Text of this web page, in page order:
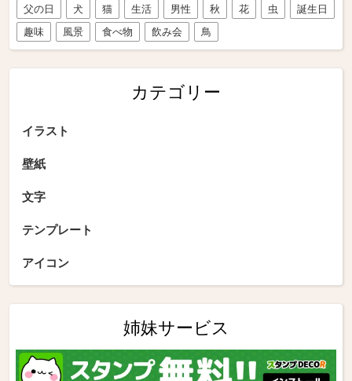
父の日
犬 猫 生活 男性 秋 花 虫
誕生日
趣味
風景 食べ物 飲み会 鳥
カテゴリー
イラスト
壁紙
文字
テンプレート
アイコン
姉妹サービス